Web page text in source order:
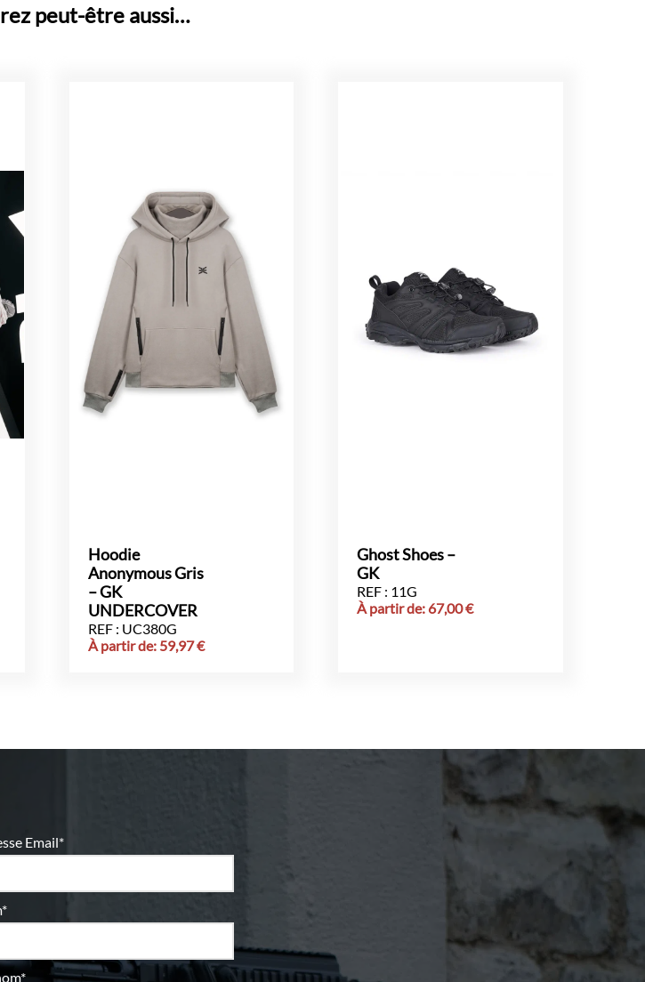
peut-être aussi…
Hoodie
Anonymous Gris
– GK
UNDERCOVER
REF : UC380G
À partir de: 59,97€
Ghost Shoes –
GK
REF : 11G
À partir de: 67,00€
Email*